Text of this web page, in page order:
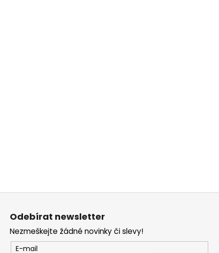
Z
Odebírat newsletter
Nezmeškejte žádné novinky či slevy!
E-mail